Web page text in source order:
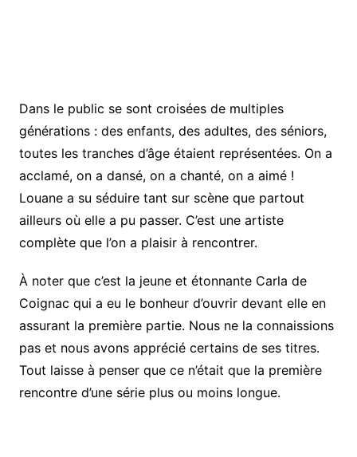
Dans le public se sont croisées de multiples
générations : des enfants, des adultes, des séniors,
toutes les tranches d’âge étaient représentées. On a
acclamé, on a dansé, on a chanté, on a aimé !
Louane a su séduire tant sur scène que partout
ailleurs où elle a pu passer. C’est une artiste
complète que l’on a plaisir à rencontrer.
À noter que c’est la jeune et étonnante Carla de
Coignac qui a eu le bonheur d’ouvrir devant elle en
assurant la première partie. Nous ne la connaissions
pas et nous avons apprécié certains de ses titres.
Tout laisse à penser que ce n’était que la première
rencontre d’une série plus ou moins longue.